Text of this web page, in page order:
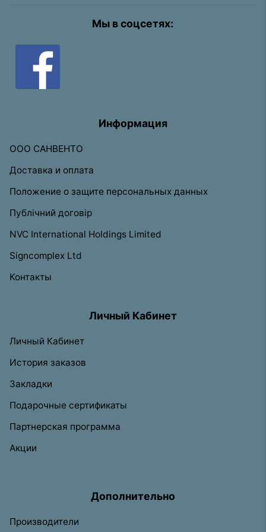
Мы в соцсетях:
Информация
ООО САНВЕНТО
Доставка и оплата
Положение о защите персональных данных
Публічний договір
NVC International Holdings Limited
Signcomplex Ltd
Контакты
Личный Кабинет
Личный Кабинет
История заказов
Закладки
Подарочные сертификаты
Партнерская программа
Акции
Дополнительно
Производители